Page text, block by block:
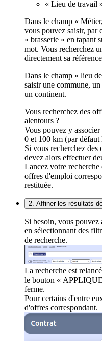
« Lieu de travail
Dans le champ «
vous pouvez saisir, par
« brasserie » en tapant
mot. Vous recherchez
directement sa
Dans le champ « lieu
saisir une commune,
un continent.
Vous recherchez des
alentours ?
Vous pouvez y
0 et 100 km (par défaut
Si vous recherchez des
devez alors effectuer
Lancez votre
offres d'emploi
restituée.
2. Affiner les résultats
Si besoin, vous pouvez
en sélectionnant des
de recherche.
La recherche est
le bouton «
ferme.
Pour certains d'entre
d'offres correspondant.